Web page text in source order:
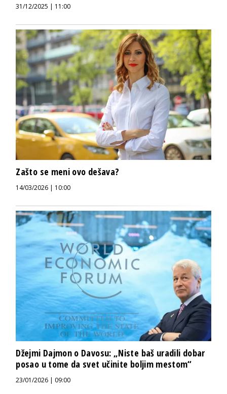
31/12/2025 | 11:00
Zašto se meni ovo dešava?
14/03/2026 | 10:00
Džejmi Dajmon o Davosu: „Niste baš uradili dobar
posao u tome da svet učinite boljim mestom“
23/01/2026 | 09:00